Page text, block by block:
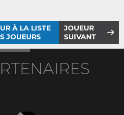
À LA LISTE
JOUEURS
JOUEUR
SUIVANT